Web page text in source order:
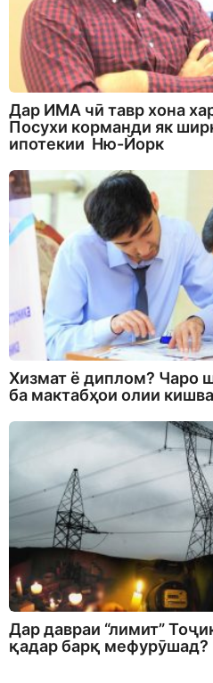
Дар ИМА чӣ тавр хона
Посухи корманди як
ипотекии Ню-Йорк
Хизмат ё диплом? Чаро
ба мактабҳои олии
Дар давраи “лимит”
қадар барқ мефурӯшад?